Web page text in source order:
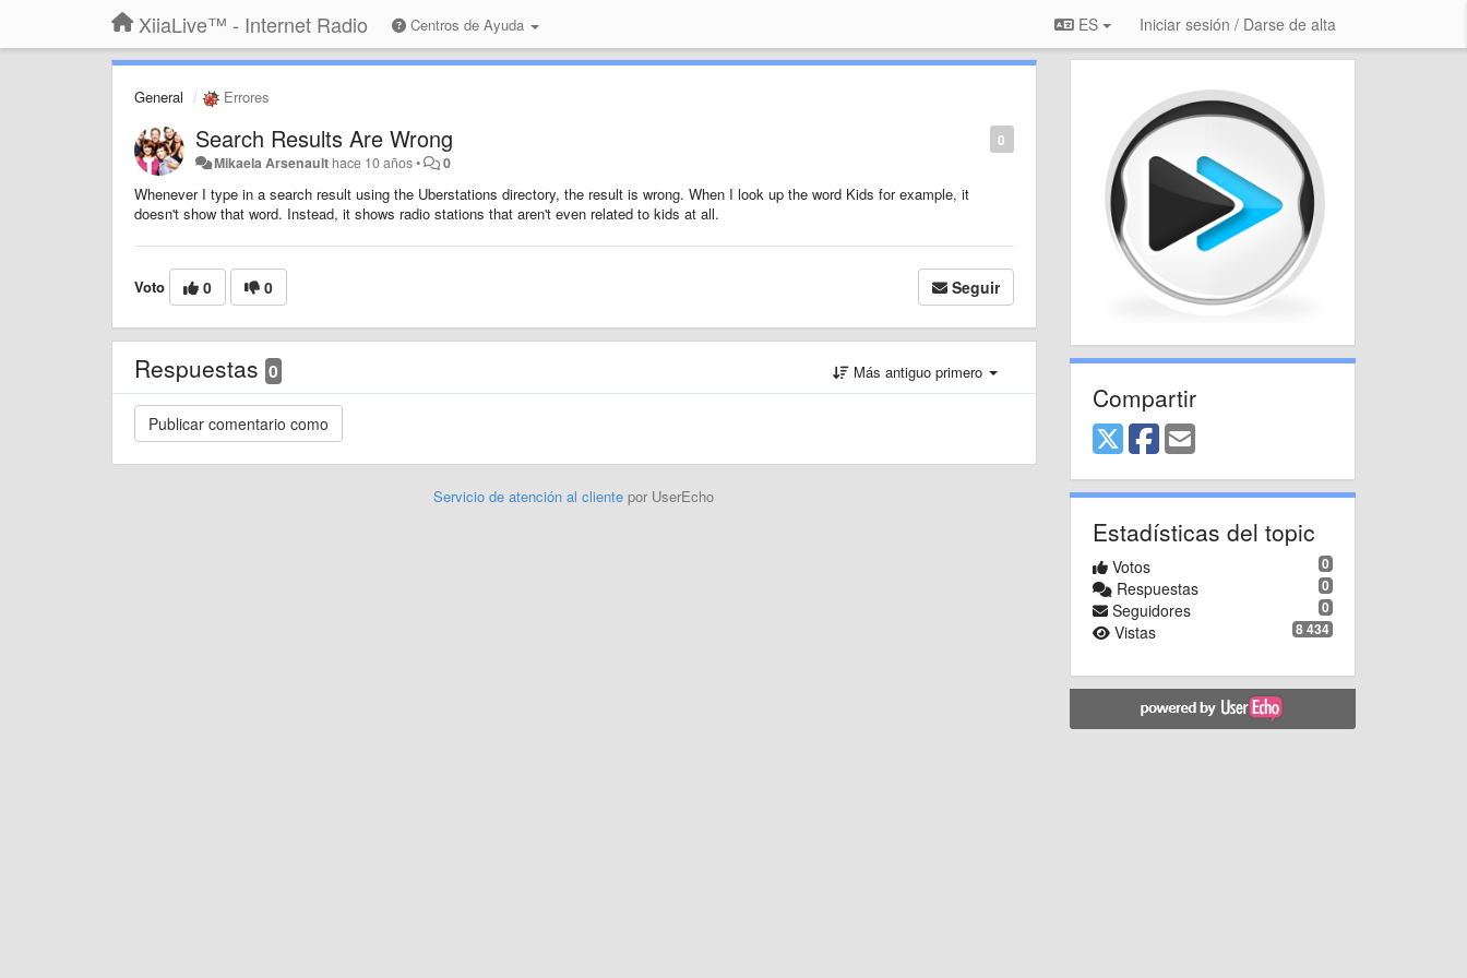
XiiaLive™ - Internet Radio Centros de Ayuda ES Iniciar sesión / Darse de alta
General Errores
0
Search Results Are Wrong
Mikaela Arsenault hace 10 años• 0
Whenever I type in a search result using the Uberstations directory, the result is wrong. When I look up the word Kids for example, it
doesn't show that word. Instead, it shows radio stations that aren't even related to kids at all.
Voto 0 0 Seguir
Respuestas 0 Más antiguo primero
Servicio de atención al clientepor UserEcho
Compartir
Estadísticas del topic
0
Votos
0
Respuestas
0
Seguidores
8 434
Vistas